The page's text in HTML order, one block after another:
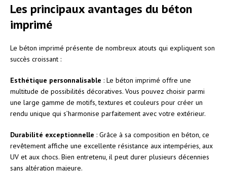
Les principaux avantages du béton
imprimé
Le béton imprimé présente de nombreux atouts qui expliquent son
succès croissant :
Esthétique personnalisable : Le béton imprimé offre une
multitude de possibilités décoratives. Vous pouvez choisir parmi
une large gamme de motifs, textures et couleurs pour créer un
rendu unique qui s’harmonise parfaitement avec votre extérieur.
Durabilité exceptionnelle : Grâce à sa composition en béton, ce
revêtement affiche une excellente résistance aux intempéries, aux
UV et aux chocs. Bien entretenu, il peut durer plusieurs décennies
sans altération majeure.